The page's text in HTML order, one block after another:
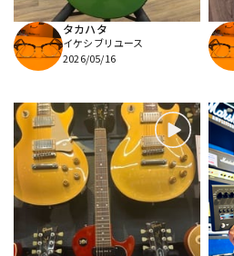
タカハタ
イケシブリユース
2026/05/16